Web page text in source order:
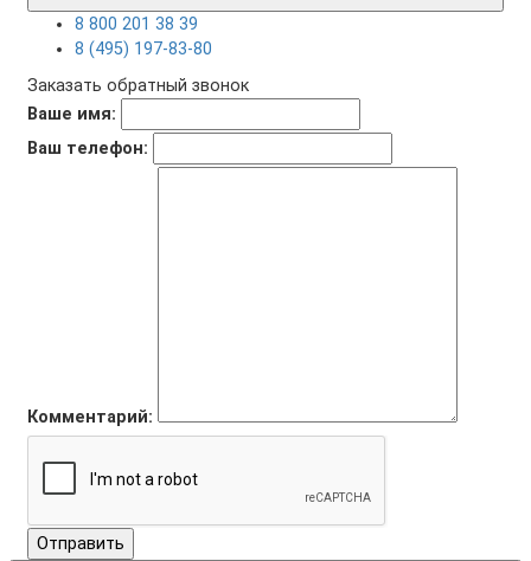
8 800 201 38 39
8 (495) 197-83-80
Заказать обратный звонок
Ваше имя:
Ваш телефон:
Комментарий:
Отправить